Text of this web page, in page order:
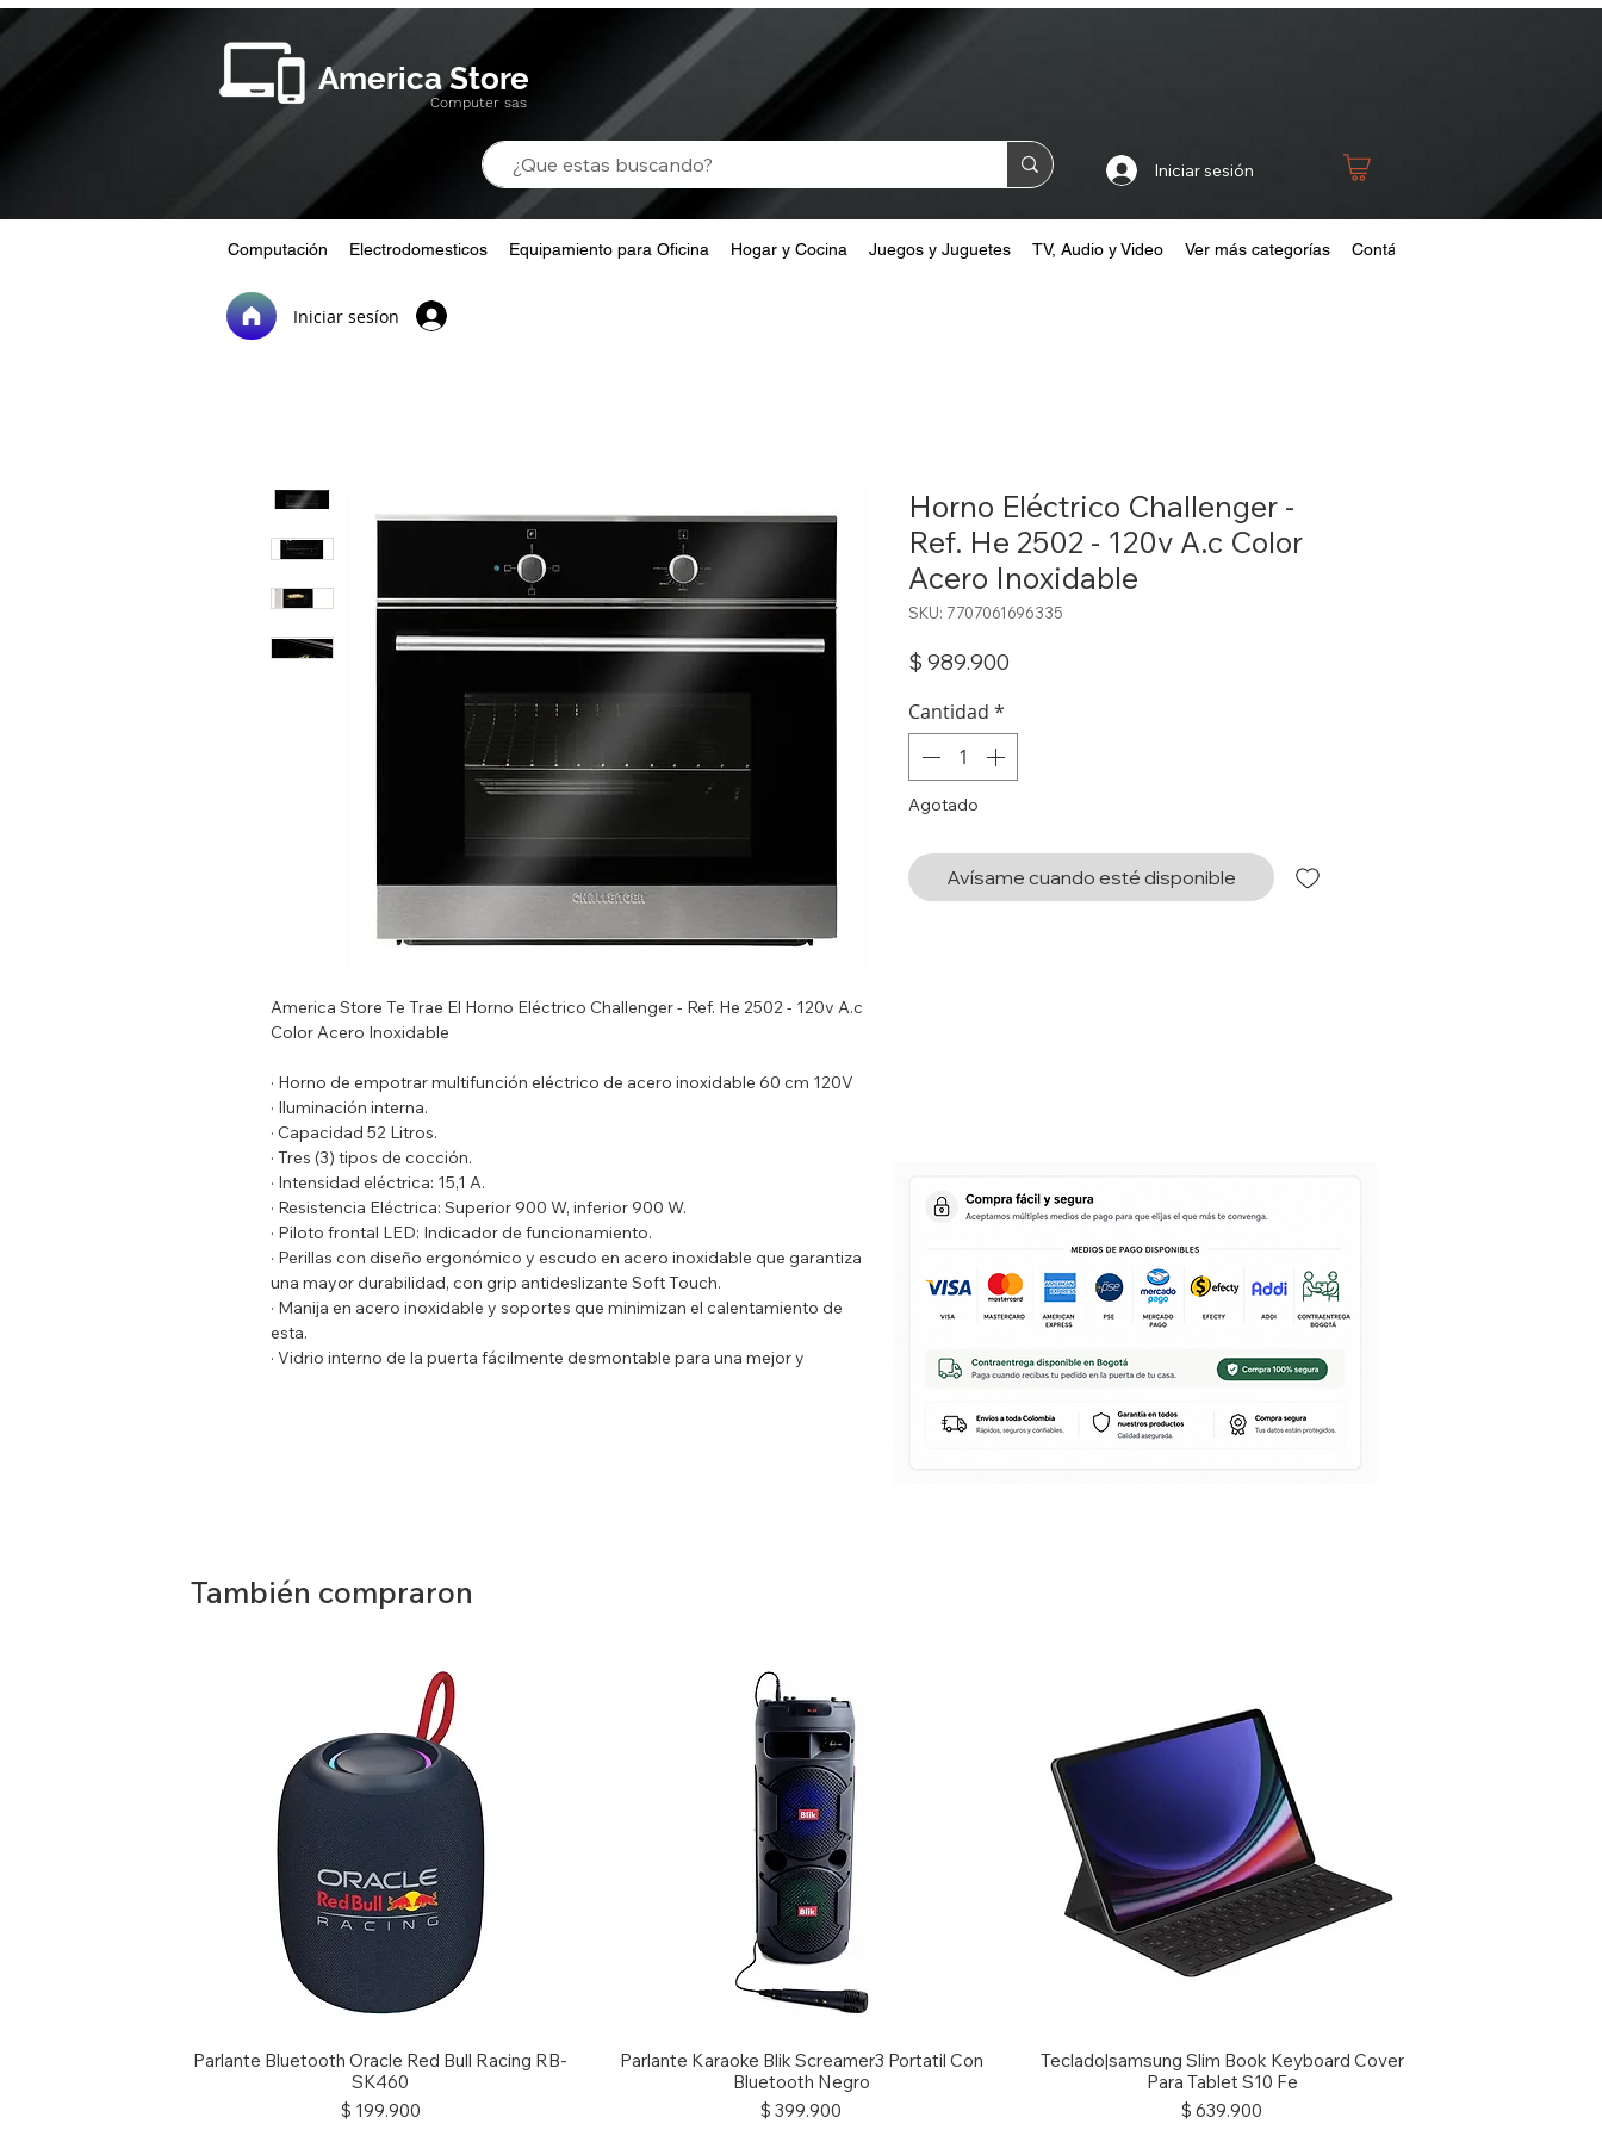
America Store
Computer sas
Iniciar sesión
Computación Electrodomesticos Equipamiento para Oficina Hogar y Cocina Juegos y Juguetes TV, Audio y Video Ver más categorías Contáctanos
Iniciar sesíon
America Store Te Trae El Horno Eléctrico Challenger - Ref. He 2502 - 120v A.c
Color Acero Inoxidable
· Horno de empotrar multifunción eléctrico de acero inoxidable 60 cm 120V
· Iluminación interna.
· Capacidad 52 Litros.
· Tres (3) tipos de cocción.
· Intensidad eléctrica: 15,1 A.
· Resistencia Eléctrica: Superior 900 W, inferior 900 W.
· Piloto frontal LED: Indicador de funcionamiento.
· Perillas con diseño ergonómico y escudo en acero inoxidable que garantiza
una mayor durabilidad, con grip antideslizante Soft Touch.
· Manija en acero inoxidable y soportes que minimizan el calentamiento de
esta.
· Vidrio interno de la puerta fácilmente desmontable para una mejor y
Horno Eléctrico Challenger -
Ref. He 2502 - 120v A.c Color
Acero Inoxidable
SKU: 7707061696335
$ 989.900
Cantidad *
Agotado
Avísame cuando esté disponible
También compraron
Parlante Bluetooth Oracle Red Bull Racing RB-
SK460
Precio
$ 199.900
Parlante Karaoke Blik Screamer3 Portatil Con
Bluetooth Negro
Precio
$ 399.900
Teclado|samsung Slim Book Keyboard Cover
Para Tablet S10 Fe
Precio
$ 639.900